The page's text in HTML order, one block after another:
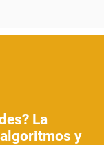
La
y